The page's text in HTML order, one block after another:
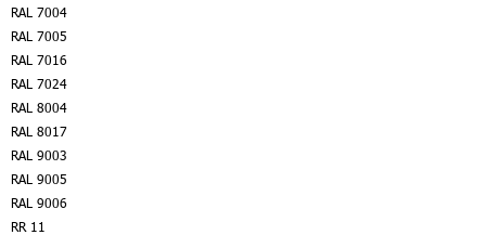
RAL 7004
RAL 7005
RAL 7016
RAL 7024
RAL 8004
RAL 8017
RAL 9003
RAL 9005
RAL 9006
RR 11